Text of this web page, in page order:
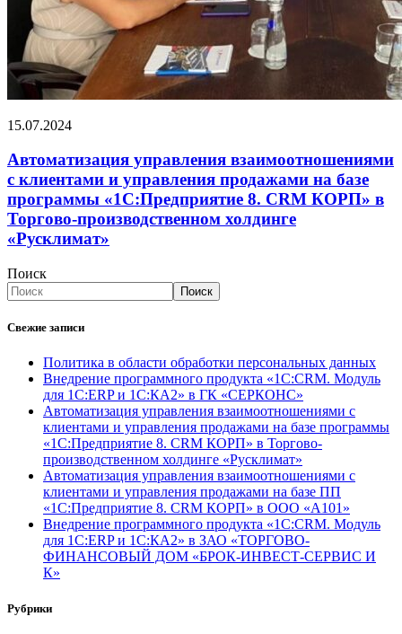
15.07.2024
Автоматизация управления взаимоотношениями
с клиентами и управления продажами на базе
программы «1С:Предприятие 8. CRM КОРП» в
Торгово-производственном холдинге
«Русклимат»
Поиск
Поиск
Свежие записи
Политика в области обработки персональных данных
Внедрение программного продукта «1С:CRM. Модуль
для 1С:ERP и 1С:КА2» в ГК «СЕРКОНС»
Автоматизация управления взаимоотношениями с
клиентами и управления продажами на базе программы
«1С:Предприятие 8. CRM КОРП» в Торгово-
производственном холдинге «Русклимат»
Автоматизация управления взаимоотношениями с
клиентами и управления продажами на базе ПП
«1С:Предприятие 8. CRM КОРП» в ООО «А101»
Внедрение программного продукта «1С:CRM. Модуль
для 1С:ERP и 1С:КА2» в ЗАО «ТОРГОВО-
ФИНАНСОВЫЙ ДОМ «БРОК-ИНВЕСТ-СЕРВИС И
К»
Рубрики